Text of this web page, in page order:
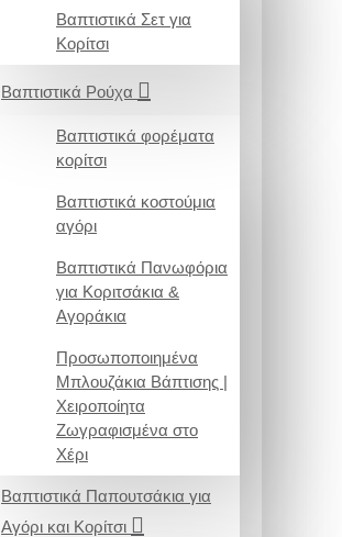
Βαπτιστικά Σετ για
Κορίτσι
Βαπτιστικά Ρούχα
Βαπτιστικά φορέματα
κορίτσι
Βαπτιστικά κοστούμια
αγόρι
Βαπτιστικά Πανωφόρια
για Κοριτσάκια &
Αγοράκια
Προσωποποιημένα
Μπλουζάκια Βάπτισης |
Χειροποίητα
Ζωγραφισμένα στο
Χέρι
Βαπτιστικά Παπουτσάκια για
Αγόρι και Κορίτσι